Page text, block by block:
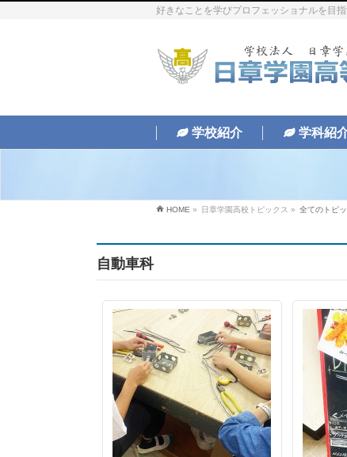
好きなことを学びプロフェッショナルを目
学校紹介 学科紹
HOME » 日章学園高校トピックス » 全てのトピ
自動車科